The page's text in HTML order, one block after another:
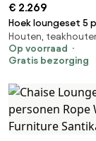
€ 2.269
Hoek loungeset 5
Teak Naturel teak Lifestyle
Garden Furniture
Houten,
Op voorraad
Gratis bezorging